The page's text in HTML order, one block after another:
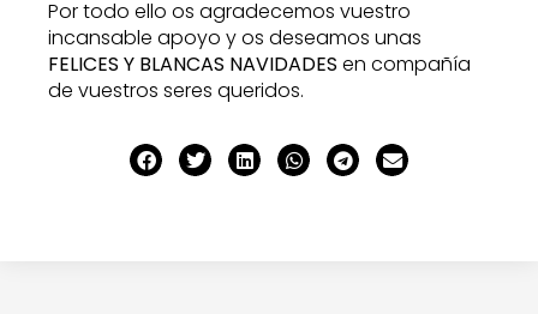
Por todo ello os agradecemos vuestro
incansable apoyo y os deseamos unas
FELICES Y BLANCAS NAVIDADES en compañía
de vuestros seres queridos.